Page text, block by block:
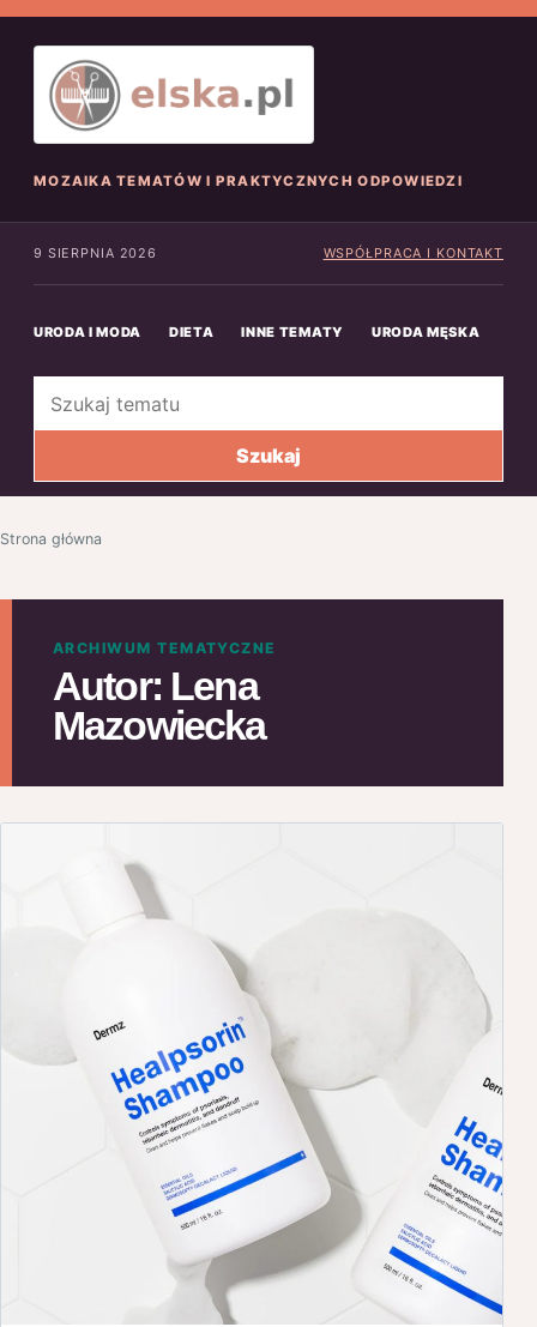
MOZAIKA TEMATÓW I PRAKTYCZNYCH ODPOWIEDZI
9 SIERPNIA 2026 WSPÓŁPRACA I KONTAKT
URODA I MODA DIETA INNE TEMATY URODA MĘSKA
Szukaj
Szukaj
Strona główna
ARCHIWUM TEMATYCZNE
Autor: Lena
Mazowiecka